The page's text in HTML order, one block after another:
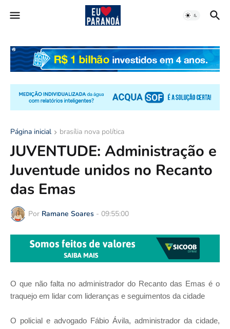
Página inicial brasília nova política
JUVENTUDE: Administração e
Juventude unidos no Recanto
das Emas
Por Ramane Soares - 09:55:00
O que não falta no administrador do Recanto das Emas é o
traquejo em lidar com lideranças e seguimentos da cidade
O policial e advogado Fábio Ávila, administrador da cidade,